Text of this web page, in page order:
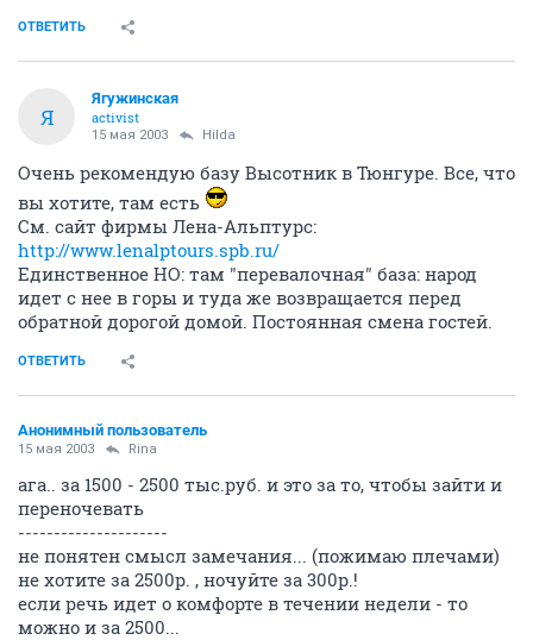
ОТВЕТИТЬ
Я
Ягужинская
activist
15 мая 2003 Hilda
Очень рекомендую базу Высотник в Тюнгуре. Все, что
вы хотите, там есть
См. сайт фирмы Лена-Альптурс:
http://www.lenalptours.spb.ru/
Единственное НО: там "перевалочная" база: народ
идет с нее в горы и туда же возвращается перед
обратной дорогой домой. Постоянная смена гостей.
ОТВЕТИТЬ
Анонимный пользователь
15 мая 2003 Rina
ага.. за 1500 - 2500 тыс.руб. и это за то, чтобы зайти и
переночевать
---------------------
не понятен смысл замечания... (пожимаю плечами)
не хотите за 2500р. , ночуйте за 300р.!
если речь идет о комфорте в течении недели - то
можно и за 2500...